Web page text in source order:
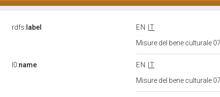
rdfs: label EN
IT
Misure del bene culturale
l0:name EN
IT
Misure del bene culturale